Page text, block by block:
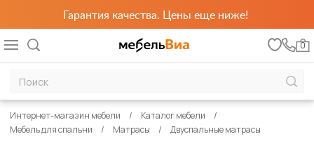
Гарантия качества. Цены еще ниже!
0
Интернет-магазин мебели
Каталог мебели
Мебель для спальни
Матрасы Двуспальные матрасы